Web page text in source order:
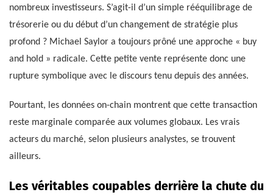
nombreux investisseurs. S’agit-il d’un simple rééquilibrage de
trésorerie ou du début d’un changement de stratégie plus
profond ? Michael Saylor a toujours prôné une approche « buy
and hold » radicale. Cette petite vente représente donc une
rupture symbolique avec le discours tenu depuis des années.
Pourtant, les données on-chain montrent que cette transaction
reste marginale comparée aux volumes globaux. Les vrais
acteurs du marché, selon plusieurs analystes, se trouvent
ailleurs.
Les véritables coupables derrière la chute du